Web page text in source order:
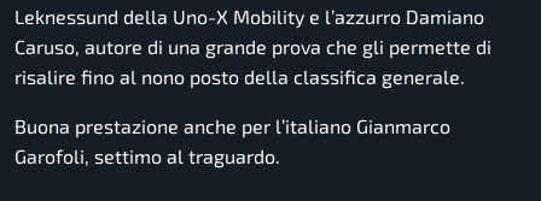
Leknessund della Uno-X Mobility e l’azzurro Damiano
Caruso, autore di una grande prova che gli permette di
risalire fino al nono posto della classifica generale.
Buona prestazione anche per l’italiano Gianmarco
Garofoli, settimo al traguardo.